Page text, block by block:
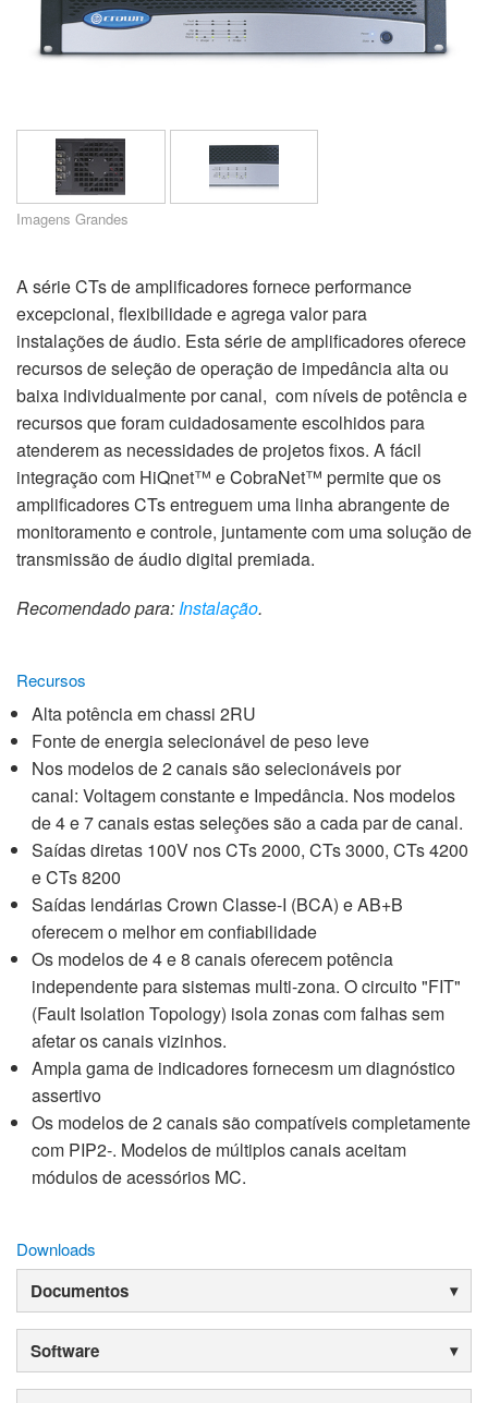
Imagens Grandes
A série CTs de amplificadores fornece performance
excepcional, flexibilidade e agrega valor para
instalações de áudio. Esta série de amplificadores oferece
recursos de seleção de operação de impedância alta ou
baixa individualmente por canal, com níveis de potência e
recursos que foram cuidadosamente escolhidos para
atenderem as necessidades de projetos fixos. A fácil
integração com HiQnet™ e CobraNet™ permite que os
amplificadores CTs entreguem uma linha abrangente de
monitoramento e controle, juntamente com uma solução de
transmissão de áudio digital premiada.
Recomendado para:Instalação.
Recursos
Alta potência em chassi 2RU
Fonte de energia selecionável de peso leve
Nos modelos de 2 canais são selecionáveis por
canal: Voltagem constante e Impedância. Nos modelos
de 4 e 7 canais estas seleções são a cada par de canal.
Saídas diretas 100V nos CTs 2000, CTs 3000, CTs 4200
e CTs 8200
Saídas lendárias Crown Classe-I (BCA) e AB+B
oferecem o melhor em confiabilidade
Os modelos de 4 e 8 canais oferecem potência
independente para sistemas multi-zona. O circuito "FIT"
(Fault Isolation Topology) isola zonas com falhas sem
afetar os canais vizinhos.
Ampla gama de indicadores fornecesm um diagnóstico
assertivo
Os modelos de 2 canais são compatíveis completamente
com PIP2-. Modelos de múltiplos canais aceitam
módulos de acessórios MC.
Downloads
Documentos
Software